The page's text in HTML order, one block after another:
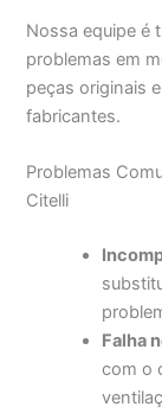
Nossa equipe é
problemas em
peças originais
fabricantes.
Problemas
Citelli
Falha
com o